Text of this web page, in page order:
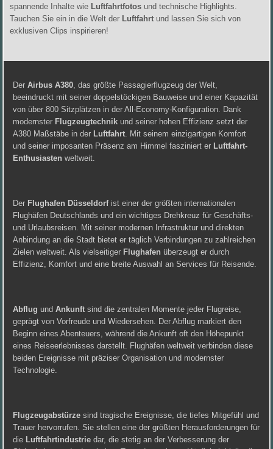
spannende Inhalte wie Luftfahrtfotos und technische Highlights.
Tauchen Sie ein in die Welt der Luftfahrt und lassen Sie sich von
exklusiven Clips inspirieren!
DerAirbus A380, das größte Passagierflugzeug der Welt,
beeindruckt mit seiner doppelstöckigen Bauweise und einer Kapazität
von über 800 Sitzplätzen in der All-Economy-Konfiguration. Dank
modernster Flugzeugtechnik und seiner hohen Effizienz setzt der
A380 Maßstäbe in der Luftfahrt. Mit seinem einzigartigen Komfort
und seiner imposanten Präsenz am Himmel fasziniert er Luftfahrt-
Enthusiasten weltweit.
Der Flughafen Düsseldorfist einer der größten internationalen
Flughäfen Deutschlands und ein wichtiges Drehkreuz für Geschäfts-
und Urlaubsreisen. Mit seiner modernen Infrastruktur und direkten
Anbindung an die Stadt bietet er täglich Verbindungen zu zahlreichen
Zielen weltweit. Als vielseitiger Flughafen überzeugt er durch
Effizienz, Komfort und eine breite Auswahl an Services für Reisende.
Abflug undAnkunft sind die zentralen Momente jeder Flugreise,
geprägt von Vorfreude und Wiedersehen. Der Abflug markiert den
Beginn eines Abenteuers, während die Ankunft oft den Höhepunkt
eines Reiseerlebnisses darstellt. Flughäfen weltweit verbinden diese
beiden Ereignisse mit präziser Organisation und modernster
Technologie.
Flugzeugabstürze sind tragische Ereignisse, die tiefes Mitgefühl und
Trauer hervorrufen. Sie stellen eine der größten Herausforderungen für
die Luftfahrtindustrie dar, die stetig an der Verbesserung der